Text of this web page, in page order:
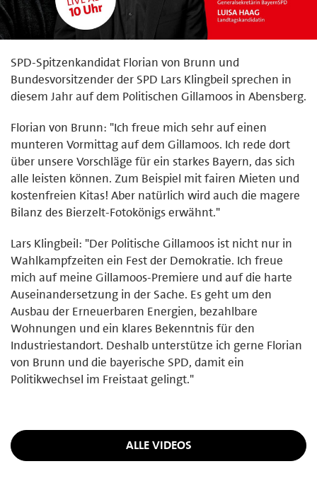
SPD-Spitzenkandidat Florian von Brunn und
Bundesvorsitzender der SPD Lars Klingbeil sprechen in
diesem Jahr auf dem Politischen Gillamoos in Abensberg.
Florian von Brunn: "Ich freue mich sehr auf einen
munteren Vormittag auf dem Gillamoos. Ich rede dort
über unsere Vorschläge für ein starkes Bayern, das sich
alle leisten können. Zum Beispiel mit fairen Mieten und
kostenfreien Kitas! Aber natürlich wird auch die magere
Bilanz des Bierzelt-Fotokönigs erwähnt."
Lars Klingbeil: "Der Politische Gillamoos ist nicht nur in
Wahlkampfzeiten ein Fest der Demokratie. Ich freue
mich auf meine Gillamoos-Premiere und auf die harte
Auseinandersetzung in der Sache. Es geht um den
Ausbau der Erneuerbaren Energien, bezahlbare
Wohnungen und ein klares Bekenntnis für den
Industriestandort. Deshalb unterstütze ich gerne Florian
von Brunn und die bayerische SPD, damit ein
Politikwechsel im Freistaat gelingt."
ALLE VIDEOS